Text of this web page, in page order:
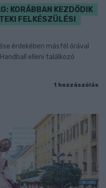
KORÁBBAN KEZDŐDIK
FELKÉSZÜLÉSI
érdekében másfél órával
elleni találkozó
1 hozzászólás